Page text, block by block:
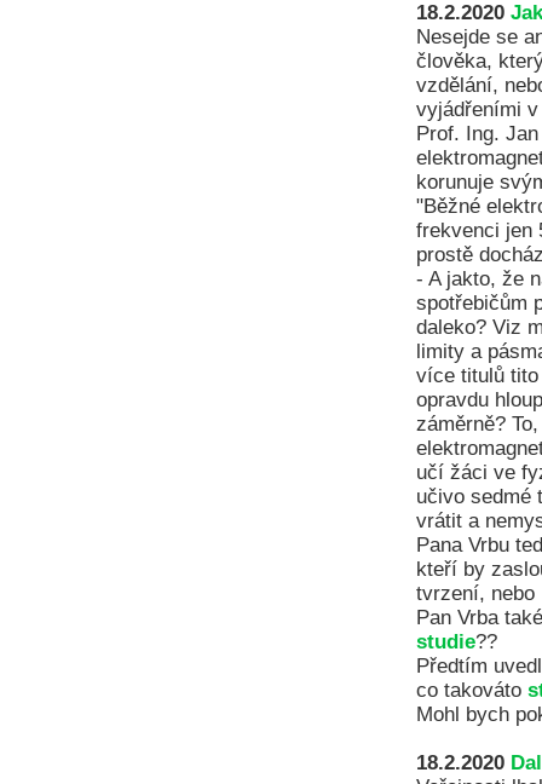
18.2.2020
Nesejde se
člověka,
vzdělání,
vyjádřeními
Prof. Ing.
korunuje
"Běžné
frekvenci jen
prostě
- A jakto, že
spotřebičům
daleko? Viz
limity a
více titulů
opravdu
záměrně?
učí žáci ve
učivo sedmé
vrátit a
Pana Vrbu
kteří by
tvrzení, nebo
Pan Vrba
studie??
Předtím
co takováto
Mohl bych
18.2.2020